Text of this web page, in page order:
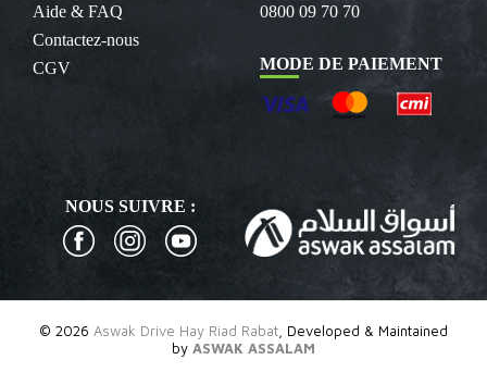
Aide & FAQ
Contactez-nous
CGV
0800 09 70 70
MODE DE PAIEMENT
NOUS SUIVRE :
© 2026 Aswak Drive Hay Riad Rabat , Developed & Maintained
by ASWAK ASSALAM